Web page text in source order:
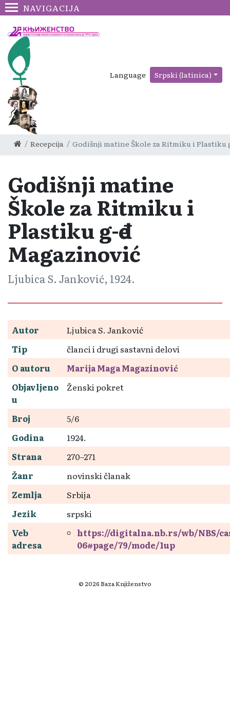
NAVIGACIJA
Language Srpski (latinica)
Recepcija Godišnji matine Škole za Ritmiku i Plastiku
Godišnji matine
Škole za Ritmiku i
Plastiku g-đe
Magazinović
Ljubica S. Janković, 1924.
Autor
Ljubica S. Janković
Tip
članci i drugi sastavni delovi
O autoru
Marija Maga Magazinović
Objavljeno
u
Ženski pokret
Broj
5/6
Godina
1924.
Strana
270–271
Žanr
novinski članak
Zemlja
Srbija
Jezik
srpski
Veb
adresa
https://digitalna.nb.rs/wb/NBS/
06#page/79/mode/1up
© 2026 Baza Knjiženstvo